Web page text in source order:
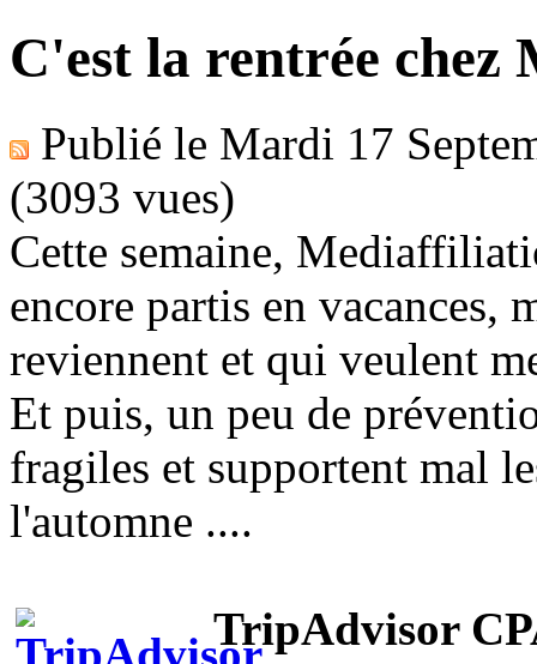
C'est la rentrée
Publié le Mardi 17
(3093 vues)
Cette semaine,
encore partis en vacances,
reviennent et qui veulent
Et puis, un peu de
fragiles et supportent mal
l'automne ....
TripAdvisor